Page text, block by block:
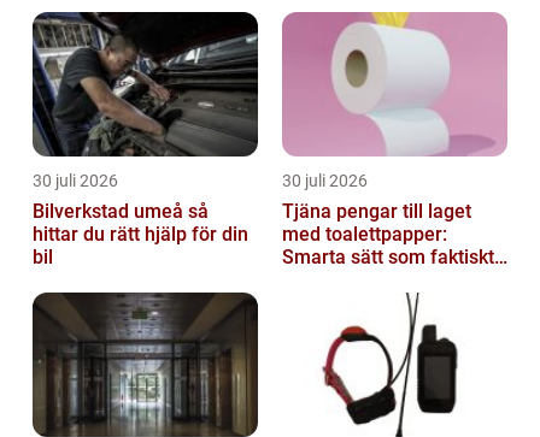
30 juli 2026
Bilverkstad umeå så
hittar du rätt hjälp för din
bil
30 juli 2026
Tjäna pengar till laget
med toalettpapper:
Smarta sätt som faktiskt